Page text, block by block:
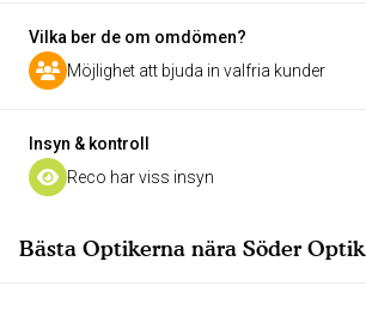
Vilka ber de om omdömen?
Möjlighet att bjuda in valfria kunder
Insyn & kontroll
Reco har viss insyn
Bästa Optikerna nära Söder Optik